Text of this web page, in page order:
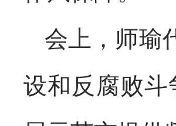
会上，师瑜
设和反腐败斗